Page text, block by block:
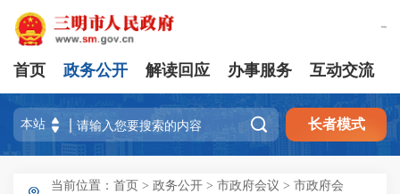
首页 政务公开 解读回应 办事服务 互动交流
 长者模式
当前位置： 首页 > 政务公开 > 市政府会议 > 市政府会